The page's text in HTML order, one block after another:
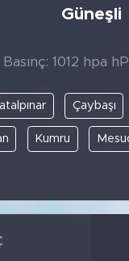
Güneşli
1012 hpa
Çaybaşı
Kumru